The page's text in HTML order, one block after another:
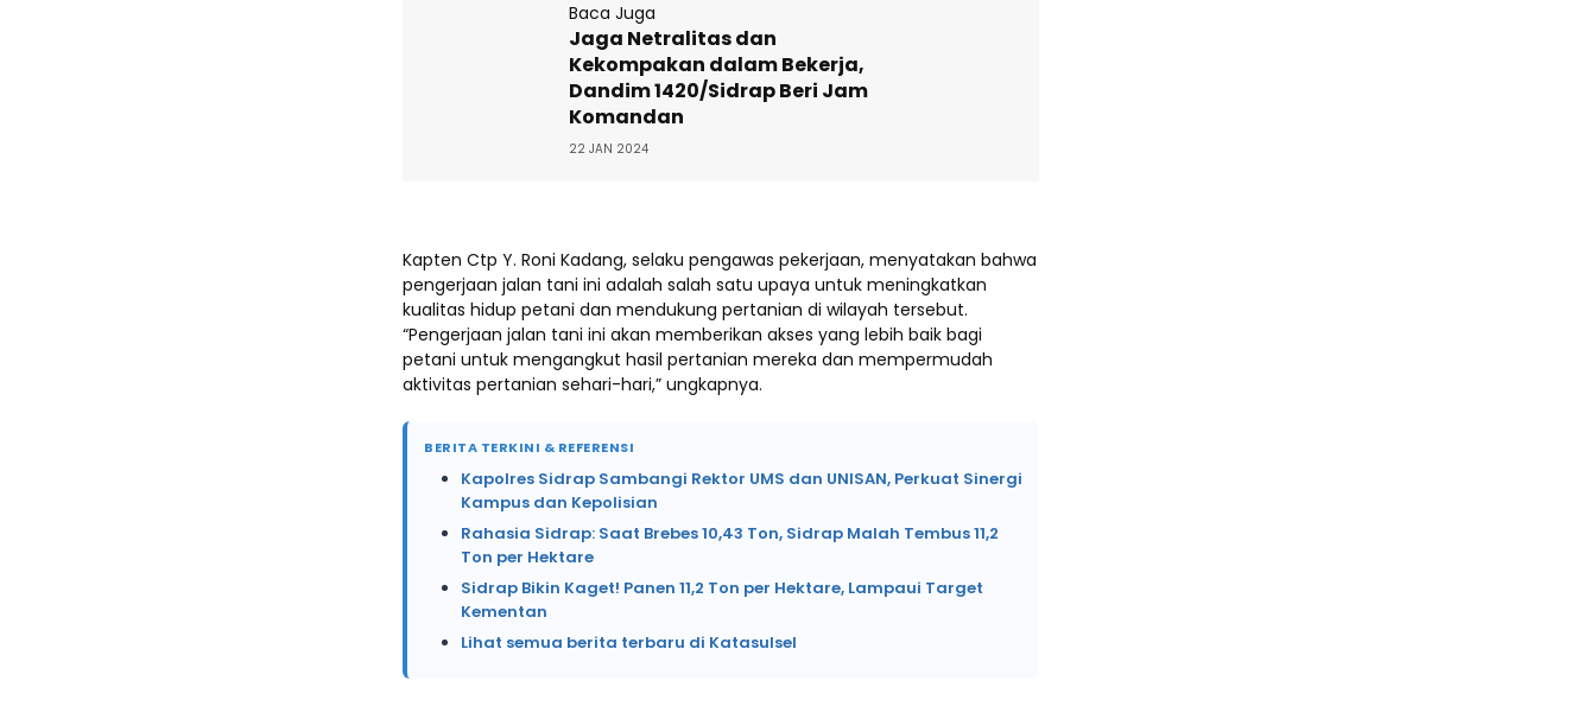
Baca Juga
Jaga Netralitas dan
Kekompakan dalam Bekerja,
Dandim 1420/Sidrap Beri Jam
Komandan
22 JAN 2024
Kapten Ctp Y. Roni Kadang, selaku pengawas pekerjaan, menyatakan bahwa
pengerjaan jalan tani ini adalah salah satu upaya untuk meningkatkan
kualitas hidup petani dan mendukung pertanian di wilayah tersebut.
“Pengerjaan jalan tani ini akan memberikan akses yang lebih baik bagi
petani untuk mengangkut hasil pertanian mereka dan mempermudah
aktivitas pertanian sehari-hari,” ungkapnya.
BERITA TERKINI & REFERENSI
Kapolres Sidrap Sambangi Rektor UMS dan UNISAN, Perkuat Sinergi
Kampus dan Kepolisian
Rahasia Sidrap: Saat Brebes 10,43 Ton, Sidrap Malah Tembus 11,2
Ton per Hektare
Sidrap Bikin Kaget! Panen 11,2 Ton per Hektare, Lampaui Target
Kementan
Lihat semua berita terbaru di Katasulsel